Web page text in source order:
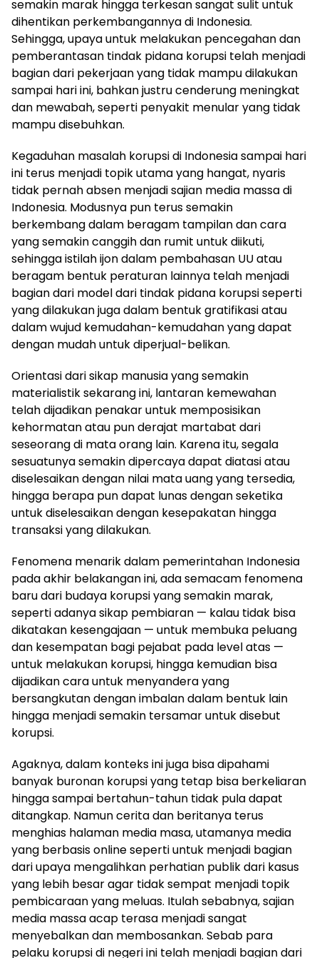
semakin marak hingga terkesan sangat sulit untuk
dihentikan perkembangannya di Indonesia.
Sehingga, upaya untuk melakukan pencegahan dan
pemberantasan tindak pidana korupsi telah menjadi
bagian dari pekerjaan yang tidak mampu dilakukan
sampai hari ini, bahkan justru cenderung meningkat
dan mewabah, seperti penyakit menular yang tidak
mampu disebuhkan.
Kegaduhan masalah korupsi di Indonesia sampai hari
ini terus menjadi topik utama yang hangat, nyaris
tidak pernah absen menjadi sajian media massa di
Indonesia. Modusnya pun terus semakin
berkembang dalam beragam tampilan dan cara
yang semakin canggih dan rumit untuk diikuti,
sehingga istilah ijon dalam pembahasan UU atau
beragam bentuk peraturan lainnya telah menjadi
bagian dari model dari tindak pidana korupsi seperti
yang dilakukan juga dalam bentuk gratifikasi atau
dalam wujud kemudahan-kemudahan yang dapat
dengan mudah untuk diperjual-belikan.
Orientasi dari sikap manusia yang semakin
materialistik sekarang ini, lantaran kemewahan
telah dijadikan penakar untuk memposisikan
kehormatan atau pun derajat martabat dari
seseorang di mata orang lain. Karena itu, segala
sesuatunya semakin dipercaya dapat diatasi atau
diselesaikan dengan nilai mata uang yang tersedia,
hingga berapa pun dapat lunas dengan seketika
untuk diselesaikan dengan kesepakatan hingga
transaksi yang dilakukan.
Fenomena menarik dalam pemerintahan Indonesia
pada akhir belakangan ini, ada semacam fenomena
baru dari budaya korupsi yang semakin marak,
seperti adanya sikap pembiaran — kalau tidak bisa
dikatakan kesengajaan — untuk membuka peluang
dan kesempatan bagi pejabat pada level atas —
untuk melakukan korupsi, hingga kemudian bisa
dijadikan cara untuk menyandera yang
bersangkutan dengan imbalan dalam bentuk lain
hingga menjadi semakin tersamar untuk disebut
korupsi.
Agaknya, dalam konteks ini juga bisa dipahami
banyak buronan korupsi yang tetap bisa berkeliaran
hingga sampai bertahun-tahun tidak pula dapat
ditangkap. Namun cerita dan beritanya terus
menghias halaman media masa, utamanya media
yang berbasis online seperti untuk menjadi bagian
dari upaya mengalihkan perhatian publik dari kasus
yang lebih besar agar tidak sempat menjadi topik
pembicaraan yang meluas. Itulah sebabnya, sajian
media massa acap terasa menjadi sangat
menyebalkan dan membosankan. Sebab para
pelaku korupsi di negeri ini telah menjadi bagian dari